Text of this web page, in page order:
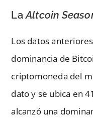
LaAltcoin
Los datos
dominancia de
criptomoneda del
dato y se ubica en
alcanzó una